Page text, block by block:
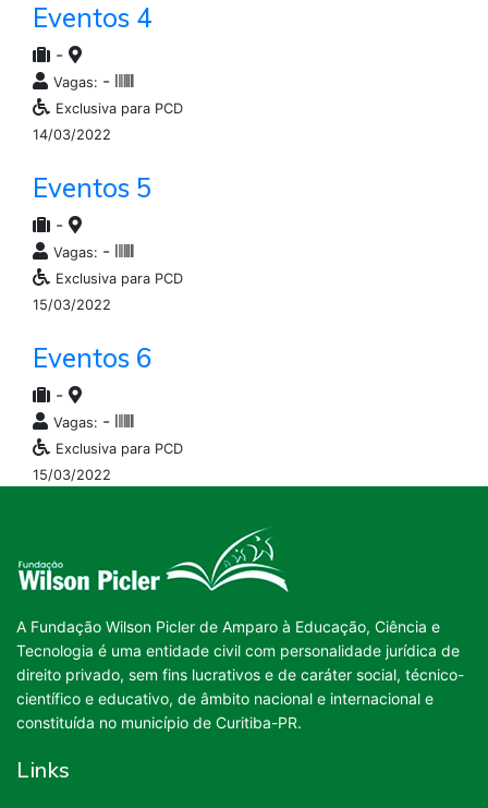
Eventos 4
-
Vagas: -
Exclusiva para PCD
14/03/2022
Eventos 5
-
Vagas: -
Exclusiva para PCD
15/03/2022
Eventos 6
-
Vagas: -
Exclusiva para PCD
15/03/2022
A Fundação Wilson Picler de Amparo à Educação, Ciência e
Tecnologia é uma entidade civil com personalidade jurídica de
direito privado, sem fins lucrativos e de caráter social, técnico-
científico e educativo, de âmbito nacional e internacional e
constituída no município de Curitiba-PR.
Links